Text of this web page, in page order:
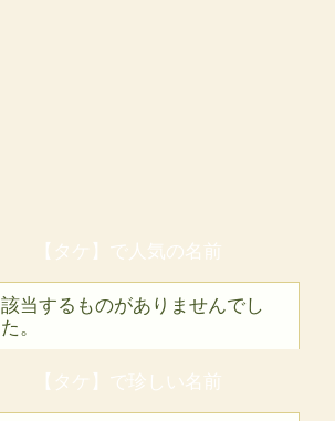
【タケ】で人気の名前
該当するものがありませんでし
た。
【タケ】で珍しい名前